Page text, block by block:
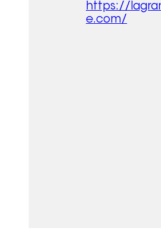
https://
e.com/